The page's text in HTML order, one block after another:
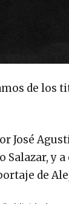
de los
José
y
de